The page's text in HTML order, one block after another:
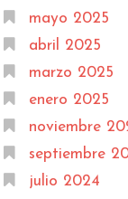
mayo 2025
abril 2025
marzo 2025
enero 2025
noviembre
septiembre
julio 2024